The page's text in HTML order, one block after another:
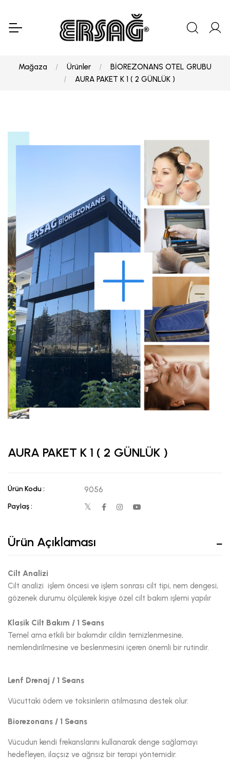
Mağaza Ürünler
BİOREZONANS OTEL GRUBU
AURA PAKET K 1 ( 2 GÜNLÜK )
AURA PAKET K 1 ( 2 GÜNLÜK )
Ürün Kodu : 9056
Paylaş :
Ürün Açıklaması
Cilt Analizi
Cilt analizi işlem öncesi ve işlem sonrası cilt tipi, nem dengesi,
gözenek durumu ölçülerek kişiye özel cilt bakım işlemi yapılır
Klasik Cilt Bakım / 1 Seans
Temel ama etkili bir bakımdır cildin temizlenmesine,
nemlendirilmesine ve beslenmesini içeren önemli bir rutindir.
Lenf Drenaj / 1 Seans
Vücuttaki ödem ve toksinlerin atılmasına destek olur.
Biorezonans / 1 Seans
Vücudun kendi frekanslarını kullanarak denge sağlamayı
hedefleyen, ilaçsız ve ağrısız bir terapi yöntemidir.